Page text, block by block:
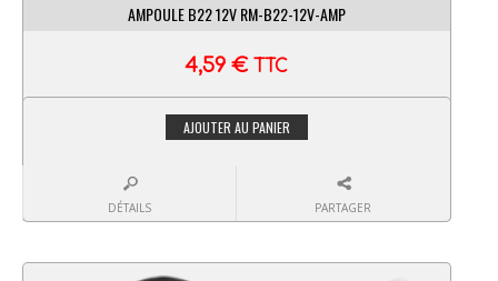
AMPOULE B22 12V RM-B22-12V-AMP
4,59€ TTC
AJOUTER AU PANIER
DÉTAILS PARTAGER